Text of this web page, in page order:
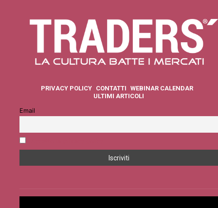
PRIVACY POLICY CONTATTI WEBINAR CALENDAR
ULTIMI ARTICOLI
Email